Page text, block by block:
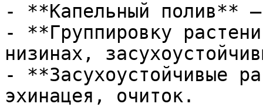
- **Капельный полив**
- **Группировку
низинах,
- **Засухоустойчивые
эхинацея, очиток.